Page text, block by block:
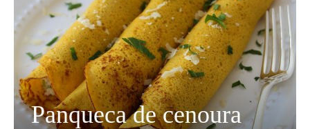
Panqueca de cenoura